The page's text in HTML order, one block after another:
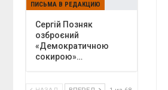
ПИСЬМА В РЕДАКЦИЮ
Сергій Позняк
озброєний
«Демократичною
сокирою»…